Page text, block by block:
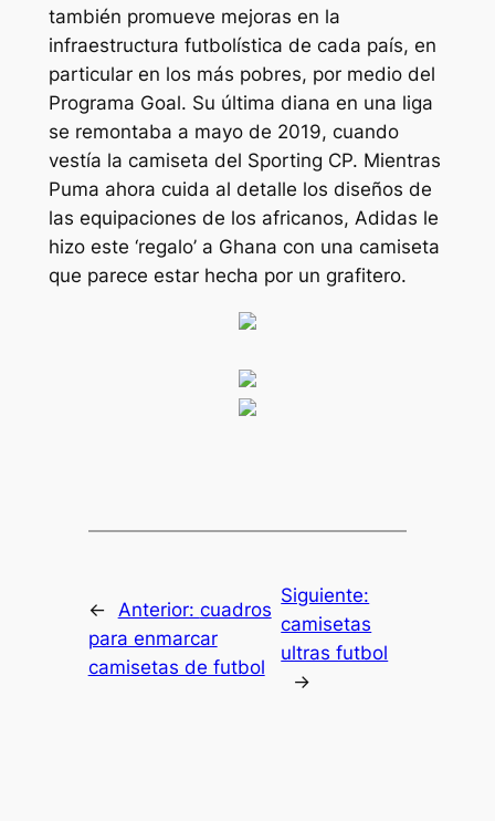
también promueve mejoras en la
infraestructura futbolística de cada país, en
particular en los más pobres, por medio del
Programa Goal. Su última diana en una liga
se remontaba a mayo de 2019, cuando
vestía la camiseta del Sporting CP. Mientras
Puma ahora cuida al detalle los diseños de
las equipaciones de los africanos, Adidas le
hizo este ‘regalo’ a Ghana con una camiseta
que parece estar hecha por un grafitero.
← Anterior: cuadros
para enmarcar
camisetas de futbol
Siguiente:
camisetas
ultras futbol
→